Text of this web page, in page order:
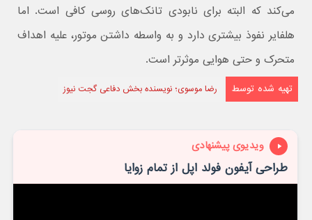
می‌کند که البته برای نابودی تانک‌های روسی کافی است. اما
هلفایر نفوذ بیشتری دارد و به واسطه داشتن موتور، علیه اهداف
متحرک و حتی هوایی موثرتر است.
تهیه شده توسط رضا موسوی؛ نویسنده بخش دفاعی گجت نیوز
ویدیوی پیشنهادی
طراحی آیفون فولد اپل از تمام زوایا